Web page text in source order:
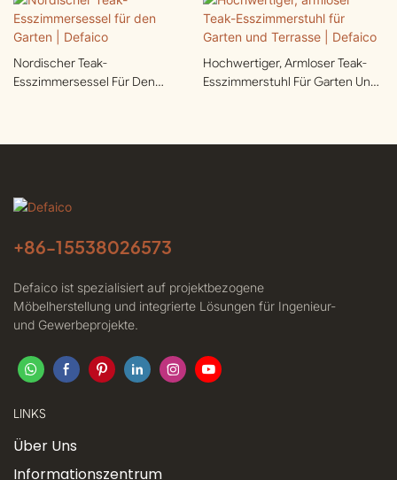
Nordischer Teak-
Esszimmersessel Für Den
Hochwertiger, Armloser Teak-
Esszimmerstuhl Für Garten Und
+86-15538026573
Defaico ist spezialisiert auf projektbezogene
Möbelherstellung und integrierte Lösungen für Ingenieur-
und Gewerbeprojekte.
LINKS
Über Uns
Informationszentrum